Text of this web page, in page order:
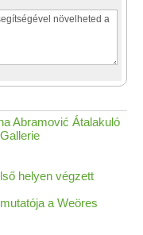
Abramović Átalakuló
helyen végzett
a Weöres